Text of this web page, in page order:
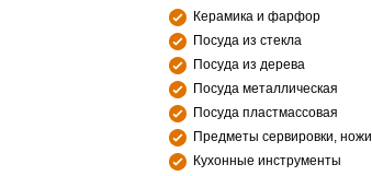
Керамика и фарфор
Посуда из стекла
Посуда из дерева
Посуда металлическая
Посуда пластмассовая
Предметы сервировки, ножи
Кухонные инструменты